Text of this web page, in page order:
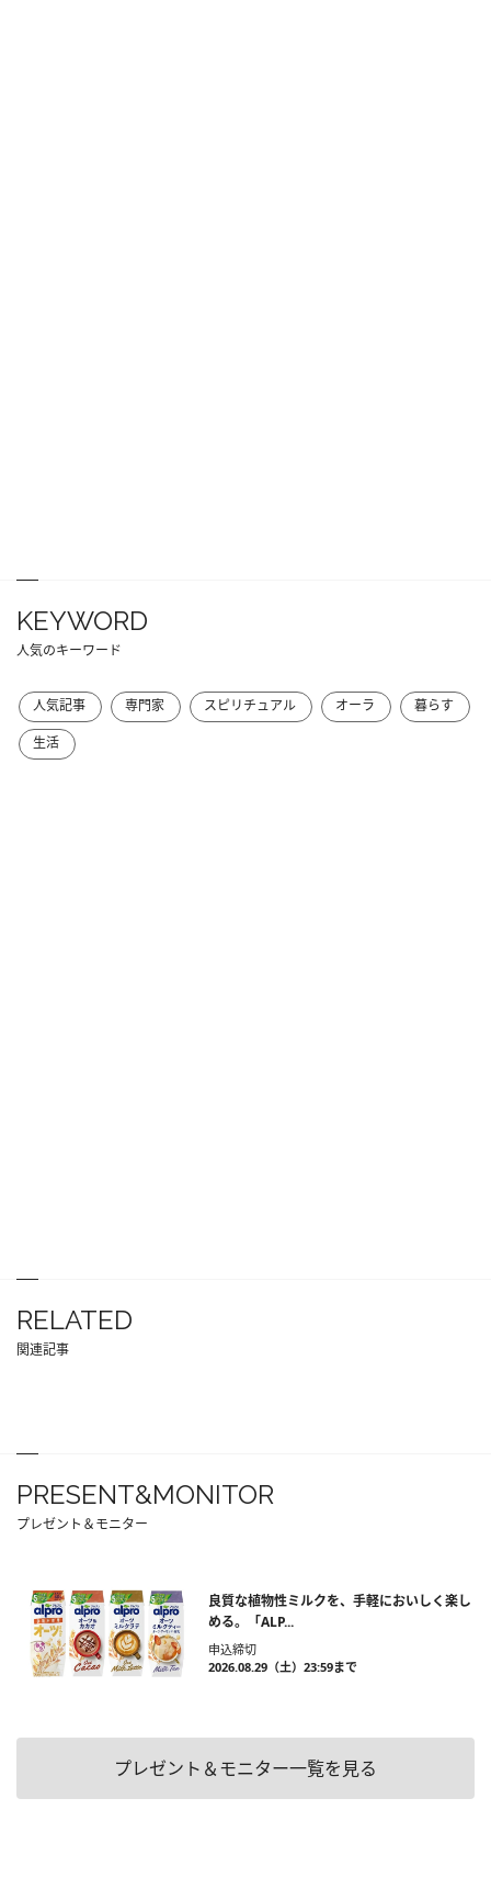
KEYWORD
人気のキーワード
人気記事 専門家 スピリチュアル オーラ
暮らす
生活
RELATED
関連記事
PRESENT&MONITOR
プレゼント＆モニター
良質な植物性ミルクを、手軽においしく楽し
める。「ALP...
申込締切
2026.08.29（土）23:59まで
プレゼント＆モニター一覧を見る